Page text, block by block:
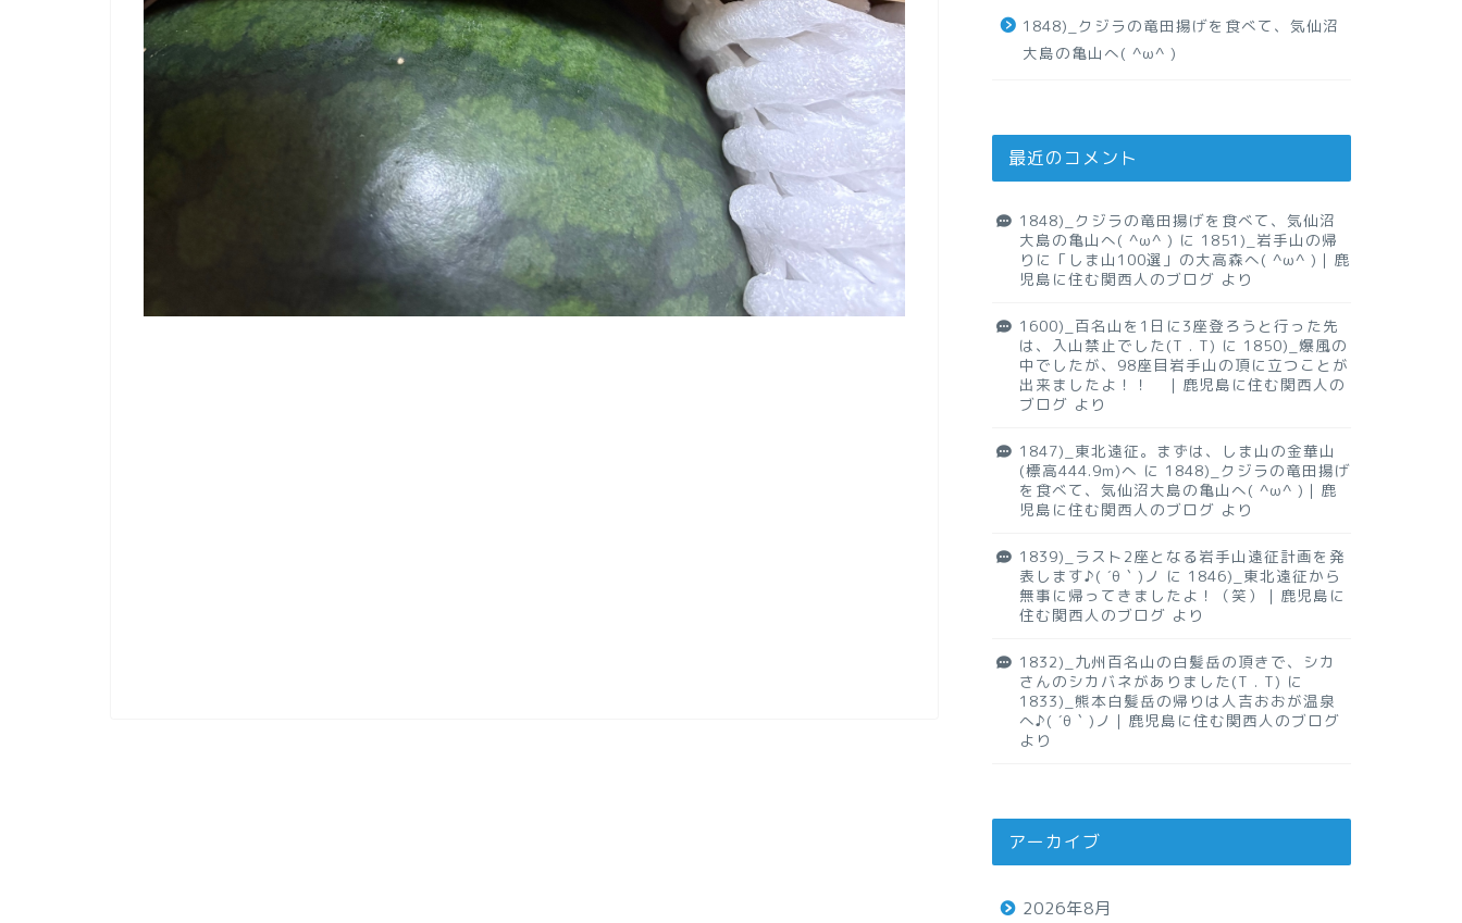
1848)_クジラの竜田揚げを食べて、気仙沼
大島の亀山へ( ^ω^ )
最近のコメント
1848)_クジラの竜田揚げを食べて、気仙沼
大島の亀山へ( ^ω^ ) に 1851)_岩手山の帰
りに「しま山100選」の大高森へ( ^ω^ )｜鹿
児島に住む関西人のブログ より
1600)_百名山を1日に3座登ろうと行った先
は、入山禁止でした(T . T) に 1850)_爆風の
中でしたが、98座目岩手山の頂に立つことが
出来ましたよ！！ ｜鹿児島に住む関西人の
ブログ より
1847)_東北遠征。まずは、しま山の金華山
(標高444.9m)へ に 1848)_クジラの竜田揚げ
を食べて、気仙沼大島の亀山へ( ^ω^ )｜鹿
児島に住む関西人のブログ より
1839)_ラスト2座となる岩手山遠征計画を発
表します♪( ´θ｀)ノ に 1846)_東北遠征から
無事に帰ってきましたよ！（笑）｜鹿児島に
住む関西人のブログ より
1832)_九州百名山の白髪岳の頂きで、シカ
さんのシカバネがありました(T . T) に
1833)_熊本白髪岳の帰りは人吉おおが温泉
へ♪( ´θ｀)ノ｜鹿児島に住む関西人のブログ
より
アーカイブ
2026年8月